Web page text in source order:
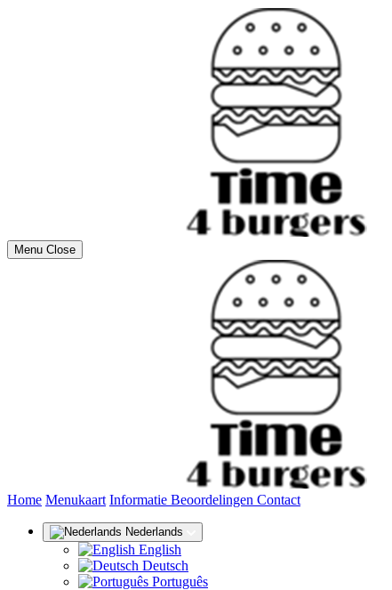
Menu Close
Home Menukaart Informatie Beoordelingen Contact(huidige)
Nederlands
English
Deutsch
Português